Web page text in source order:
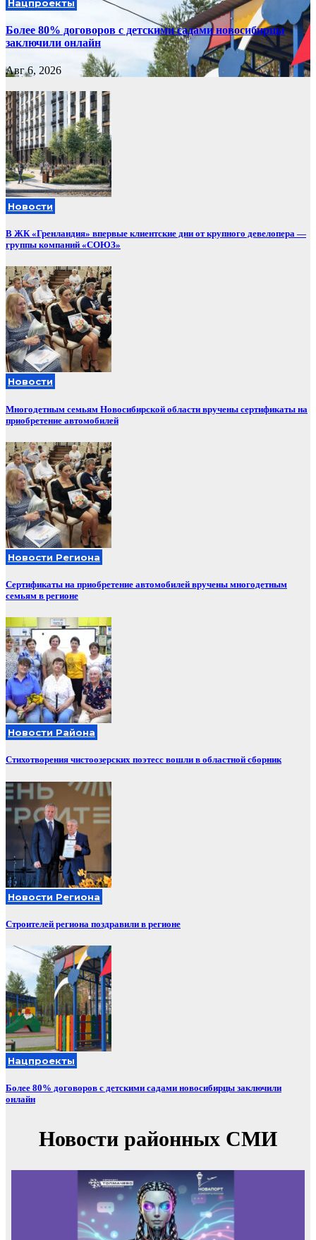
Нацпроекты
Более 80% договоров с детскими садами новосибирцы
заключили онлайн
Авг 6, 2026
Новости
В ЖК «Гренландия» впервые клиентские дни от крупного девелопера —
группы компаний «СОЮЗ»
Новости
Многодетным семьям Новосибирской области вручены сертификаты на
приобретение автомобилей
Новости Региона
Сертификаты на приобретение автомобилей вручены многодетным
семьям в регионе
Новости Района
Стихотворения чистоозерских поэтесс вошли в областной сборник
Новости Региона
Строителей региона поздравили в регионе
Нацпроекты
Более 80% договоров с детскими садами новосибирцы заключили
онлайн